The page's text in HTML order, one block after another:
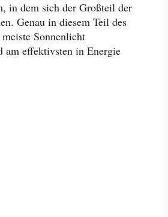
in dem sich der Großteil der
Genau in diesem Teil des
Sonnenlicht
am effektivsten in Energie